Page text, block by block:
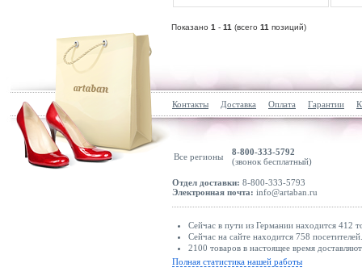
Показано 1 - 11 (всего 11 позиций)
Контакты Доставка Оплата Гарантии
Все регионы
8-800-333-5792
(звонок бесплатный)
Отдел доставки: 8-800-333-5793
Электронная почта: info@artaban.ru
Сейчас в пути из Германии находится 412
Сейчас на сайте находится 758 посетителей.
2100 товаров в настоящее время
Полная статистика нашей работы